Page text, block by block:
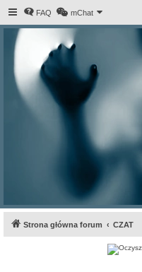
FAQ mChat
Strona główna forum CZAT